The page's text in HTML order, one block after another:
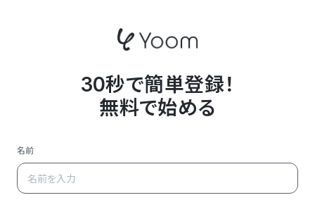
30秒で簡単登録！
無料で始める
名前